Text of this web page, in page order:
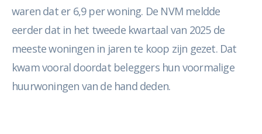
waren dat er 6,9 per woning. De NVM meldde
eerder dat in het tweede kwartaal van 2025 de
meeste woningen in jaren te koop zijn gezet. Dat
kwam vooral doordat beleggers hun voormalige
huurwoningen van de hand deden.